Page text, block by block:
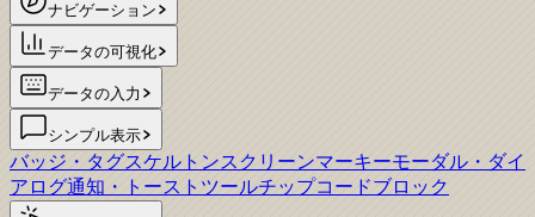
ナビゲーション
データの可視化
データの入力
シンプル表示
バッジ・タグスケルトンスクリーンマーキーモーダル・ダイ
アログ通知・トースト ツールチップコードブロック